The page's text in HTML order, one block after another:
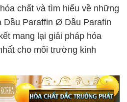
chất và tìm hiểu về những
Dầu Paraffin Ø Dầu Parafin
mang lại giải pháp hóa
cho môi trường kinh